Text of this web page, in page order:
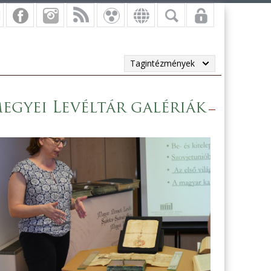
Tagintézmények
Levéltár galériák